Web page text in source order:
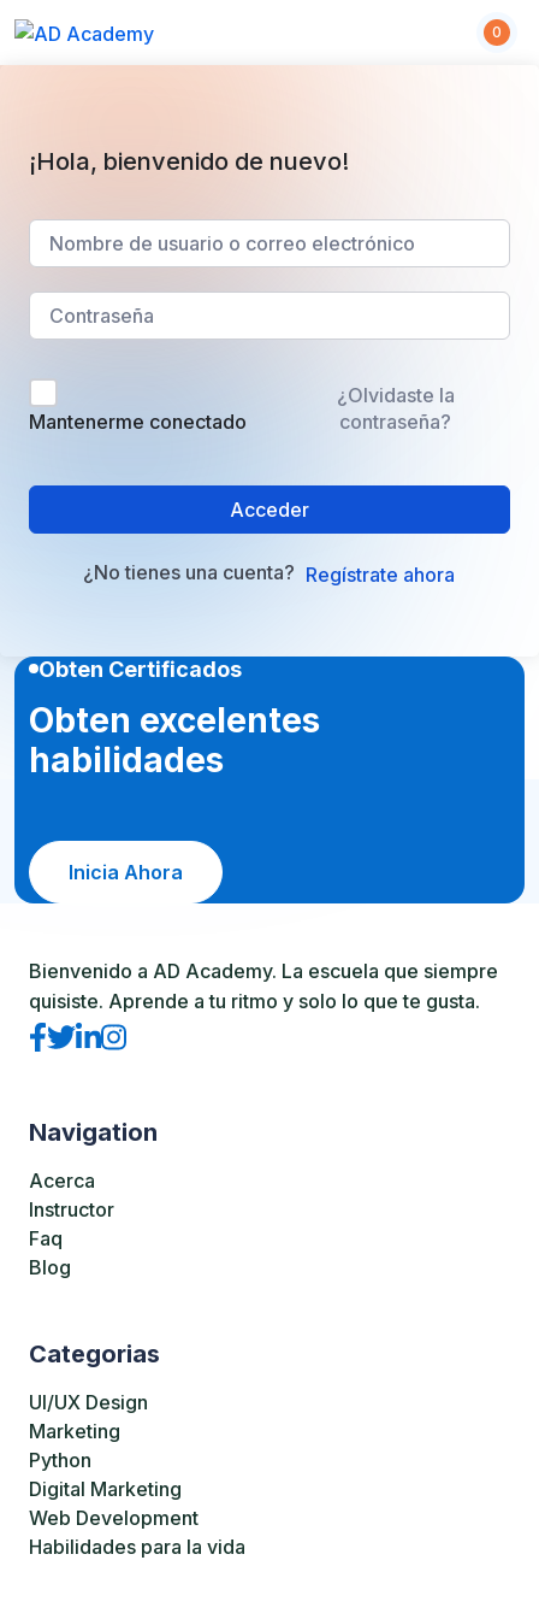
0
¡Hola, bienvenido de nuevo!
Mantenerme conectado
¿Olvidaste la
contraseña?
Acceder
¿No tienes una cuenta? Regístrate ahora
Obten Certificados
Obten excelentes
habilidades
Inicia Ahora
Bienvenido a AD Academy. La escuela que siempre
quisiste. Aprende a tu ritmo y solo lo que te gusta.
Navigation
Acerca
Instructor
Faq
Blog
Categorias
UI/UX Design
Marketing
Python
Digital Marketing
Web Development
Habilidades para la vida